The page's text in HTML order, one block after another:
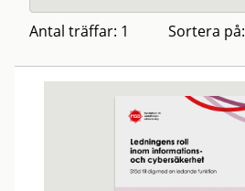
Antal träffar: 1 Sortera på: